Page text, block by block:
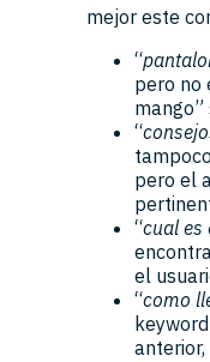
mejor este
“
pero no
“
pero el
“cual es
el
“como